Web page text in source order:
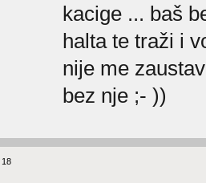
kacige ... baš
halta te traži i
nije me
bez nje ;- ))
18